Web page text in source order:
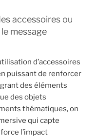
accessoires ou
message
d’accessoires
puissant de renforcer
des éléments
des objets
thématiques, on
qui capte
l’impact